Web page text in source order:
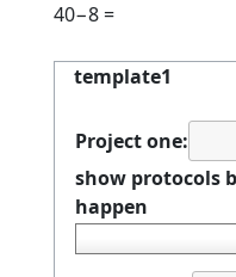
40−8 =
template1
Project one:
show protocols
happen